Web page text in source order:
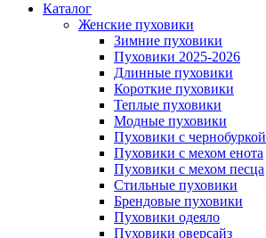
Каталог
Женские пуховики
Зимние пуховики
Пуховики 2025-2026
Длинные пуховики
Короткие пуховики
Теплые пуховики
Модные пуховики
Пуховики с чернобуркой
Пуховики с мехом енота
Пуховики с мехом песца
Стильные пуховики
Брендовые пуховики
Пуховики одеяло
Пуховики оверсайз